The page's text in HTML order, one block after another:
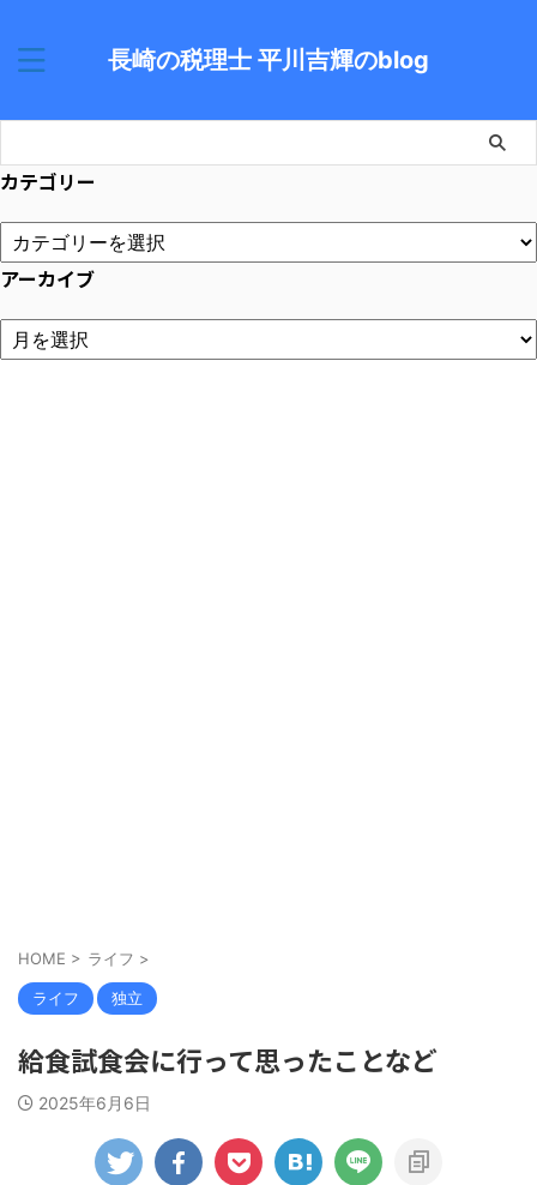
長崎の税理士 平川吉輝のblog
カテゴリー
アーカイブ
HOME > ライフ >
ライフ 独立
給食試食会に行って思ったことなど
2025年6月6日